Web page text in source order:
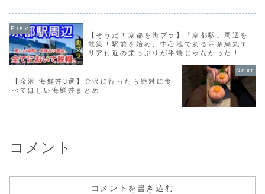
まった宿...
【そうだ！京都を街ブラ】「京都駅」周辺を
散策！駅前を始め、中心地である四条烏丸エ
リア付近の栄っぷりが半端じゃなかった！ま
【金沢 海鮮丼3選】金沢に行ったら絶対に食
べてほしい海鮮丼まとめ
コメント
コメントを書き込む